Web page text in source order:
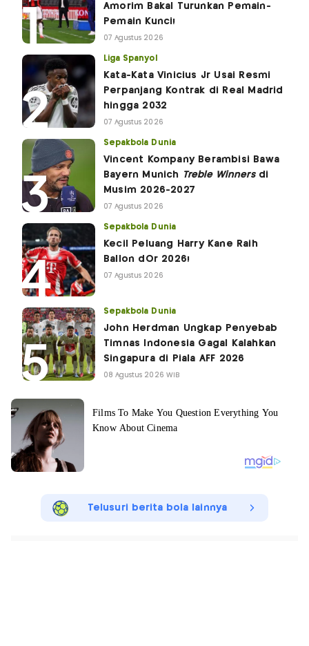
Amorim Bakal Turunkan Pemain-
Pemain Kunci!
07 Agustus 2026
Liga Spanyol
Kata-Kata Vinicius Jr Usai Resmi
Perpanjang Kontrak di Real Madrid
hingga 2032
07 Agustus 2026
Sepakbola Dunia
Vincent Kompany Berambisi Bawa
Bayern Munich
Treble Winnersdi
Musim 2026-2027
07 Agustus 2026
Sepakbola Dunia
Kecil Peluang Harry Kane Raih
Ballon dOr 2026!
07 Agustus 2026
Sepakbola Dunia
John Herdman Ungkap Penyebab
Timnas Indonesia Gagal Kalahkan
Singapura di Piala AFF 2026
08 Agustus 2026 WIB
Telusuri berita bola lainnya